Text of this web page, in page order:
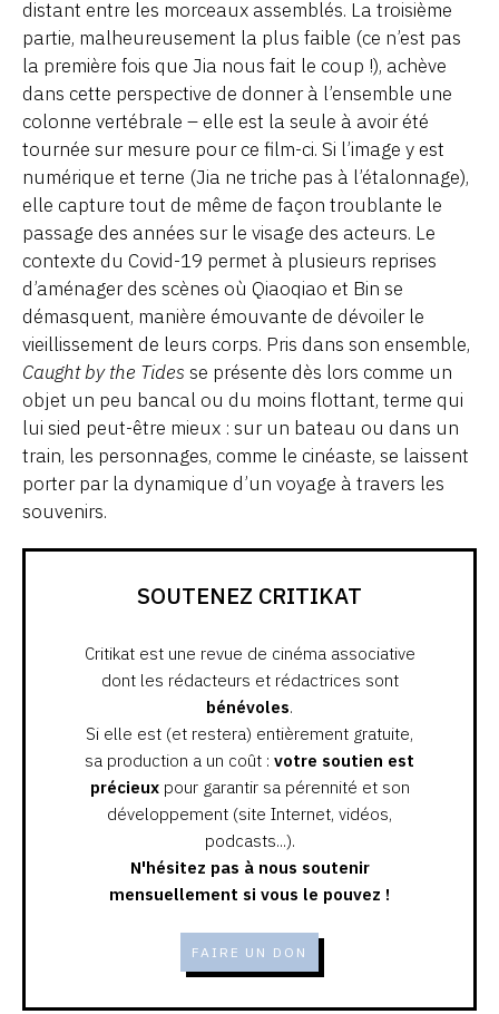
distant entre les morceaux assemblés. La troisième
partie, malheureusement la plus faible (ce n’est pas
la première fois que Jia nous fait le coup !), achève
dans cette perspective de donner à l’ensemble une
colonne vertébrale – elle est la seule à avoir été
tournée sur mesure pour ce film-ci. Si l’image y est
numérique et terne (Jia ne triche pas à l’étalonnage),
elle capture tout de même de façon troublante le
passage des années sur le visage des acteurs. Le
contexte du Covid-19 permet à plusieurs reprises
d’aménager des scènes où Qiaoqiao et Bin se
démasquent, manière émouvante de dévoiler le
vieillissement de leurs corps. Pris dans son ensemble,
Caught by the Tides se présente dès lors comme un
objet un peu bancal ou du moins flottant, terme qui
lui sied peut-être mieux : sur un bateau ou dans un
train, les personnages, comme le cinéaste, se laissent
porter par la dynamique d’un voyage à travers les
souvenirs.
SOUTENEZ CRITIKAT
Critikat est une revue de cinéma associative
dont les rédacteurs et rédactrices sont
bénévoles.
Si elle est (et restera) entièrement gratuite,
sa production a un coût : votre soutien est
précieuxpour garantir sa pérennité et son
développement (site Internet, vidéos,
podcasts...).
N'hésitez pas à nous soutenir
mensuellement si vous le pouvez !
FAIRE UN DON